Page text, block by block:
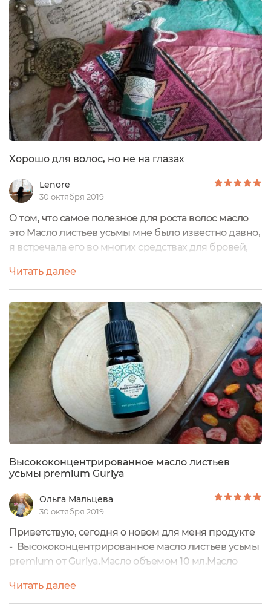
использовала. И поэтому оно меня заинтересовало,
и я согласилась на тестирование. Всё же когда-
нибудь должно...
Хорошо для волос, но не на глазах
Lenore
30 октября 2019
О том, что самое полезное для роста волос масло
это Масло листьев усьмы мне было известно давно,
я встречала его во многих средствах для бровей,
благодаря порталу Экоголик, бренд Гурия
предложил его мне на тестирование, отказаться,
естественно, я не смогла.Находится масло в
небольшом бутыльке (10 мл) из темного
стекла.Этикетка яркая, красочная,...
Читать далее
Высококонцентрированное масло листьев
усьмы premium Guriya
Ольга Мальцева
30 октября 2019
Приветствую, сегодня о новом для меня продукте
- Высококонцентрированное масло листьев усьмы
premium от Guriya.Масло объемом 10 мл.Масло
высококонцентрированное (не разбавленное)
масло из листьев усьмы (Isatis tinctoria).И
Читать далее